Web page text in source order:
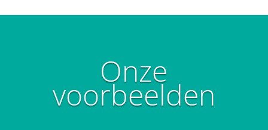
Onze
voorbeelden